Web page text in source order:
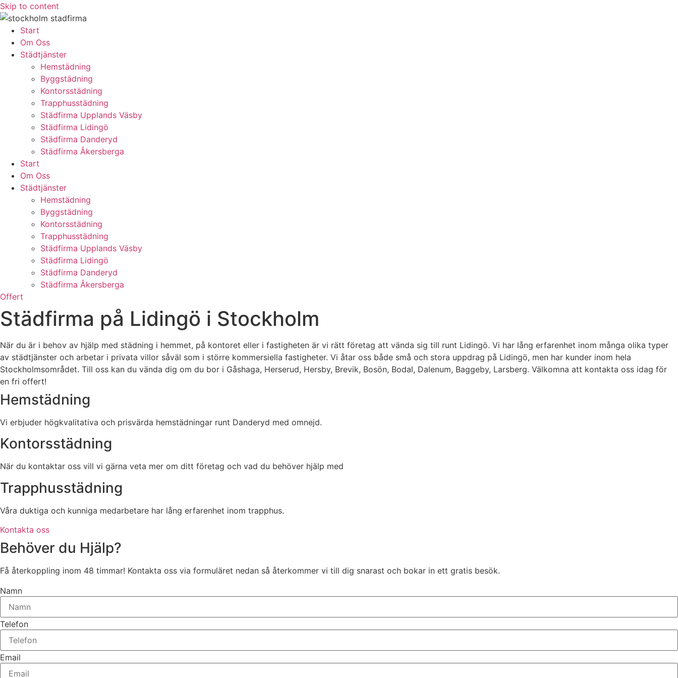
Skip to content
Start
Om Oss
Städtjänster
Hemstädning
Byggstädning
Kontorsstädning
Trapphusstädning
Städfirma Upplands Väsby
Städfirma Lidingö
Städfirma Danderyd
Städfirma Åkersberga
Start
Om Oss
Städtjänster
Hemstädning
Byggstädning
Kontorsstädning
Trapphusstädning
Städfirma Upplands Väsby
Städfirma Lidingö
Städfirma Danderyd
Städfirma Åkersberga
Offert
Städfirma på Lidingö i Stockholm
När du är i behov av hjälp med städning i hemmet, på kontoret eller i fastigheten är vi rätt företag att vända sig till runt Lidingö. Vi har lång erfarenhet inom många olika typer
av städtjänster och arbetar i privata villor såväl som i större kommersiella fastigheter. Vi åtar oss både små och stora uppdrag på Lidingö, men har kunder inom hela
Stockholmsområdet. Till oss kan du vända dig om du bor i Gåshaga, Herserud, Hersby, Brevik, Bosön, Bodal, Dalenum, Baggeby, Larsberg. Välkomna att kontakta oss idag för
en fri offert!
Hemstädning
Vi erbjuder högkvalitativa och prisvärda hemstädningar runt Danderyd med omnejd.
Kontorsstädning
När du kontaktar oss vill vi gärna veta mer om ditt företag och vad du behöver hjälp med
Trapphusstädning
Våra duktiga och kunniga medarbetare har lång erfarenhet inom trapphus.
Kontakta oss
Behöver du Hjälp?
Få återkoppling inom 48 timmar! Kontakta oss via formuläret nedan så återkommer vi till dig snarast och bokar in ett gratis besök.
Namn
Telefon
Email